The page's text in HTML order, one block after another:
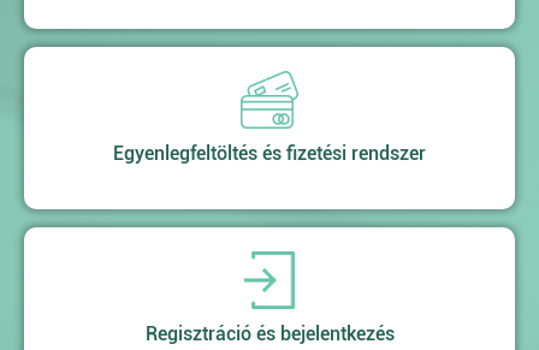
Egyenlegfeltöltés és fizetési rendszer
Regisztráció és bejelentkezés